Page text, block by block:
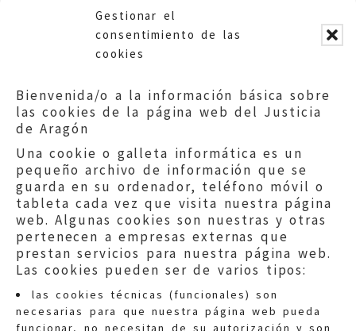
Gestionar el
consentimiento de las
cookies
Bienvenida/o a la información básica sobre
las cookies de la página web del Justicia
de Aragón
Una cookie o galleta informática es un
pequeño archivo de información que se
guarda en su ordenador, teléfono móvil o
tableta cada vez que visita nuestra página
web. Algunas cookies son nuestras y otras
pertenecen a empresas externas que
prestan servicios para nuestra página web.
Las cookies pueden ser de varios tipos:
las cookies técnicas (funcionales) son
necesarias para que nuestra página web pueda
funcionar, no necesitan de su autorización y son